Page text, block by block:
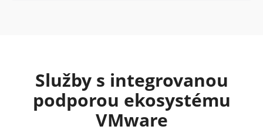
Služby s integrovanou
podporou ekosystému
VMware